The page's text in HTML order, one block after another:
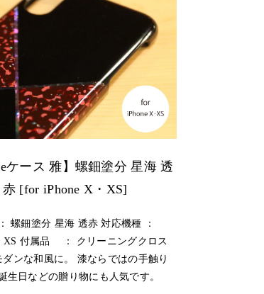
ケース 雅】螺鈿塗分 星海 透
赤 [for iPhone X・XS]
螺鈿塗分 星海 透赤 対応機種 ：
XS 付属品 ： クリーニングクロス
ダンな和風に。 漆ならではの手触り
生日などの贈り物にも人気です。